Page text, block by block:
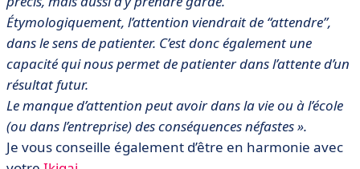
Étymologiquement, l’attention viendrait de “attendre”,
dans le sens de patienter. C’est donc également une
capacité qui nous permet de patienter dans l’attente d’un
résultat futur.
Le manque d’attention peut avoir dans la vie ou à l’école
(ou dans l’entreprise) des conséquences néfastes ».
Je vous conseille également d’être en harmonie avec